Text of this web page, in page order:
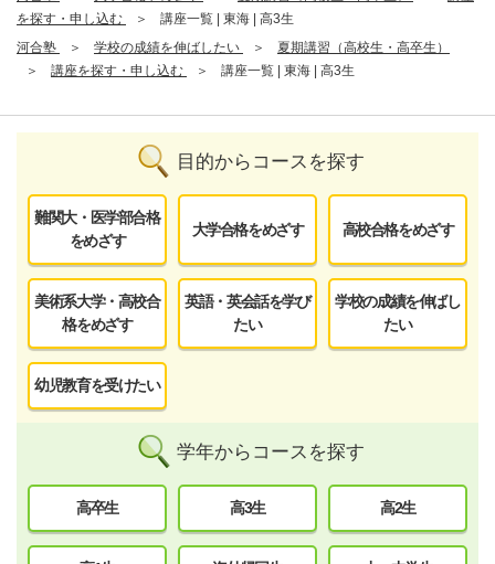
を探す・申し込む
講座一覧 | 東海 | 高3生
河合塾
学校の成績を伸ばしたい
夏期講習（高校生・高卒生）
講座を探す・申し込む
講座一覧 | 東海 | 高3生
目的からコースを探す
難関大・医学部合格
をめざす
大学合格をめざす 高校合格をめざす
美術系大学・高校合
格をめざす
英語・英会話を学び
たい
学校の成績を伸ばし
たい
幼児教育を受けたい
学年からコースを探す
高卒生 高3生 高2生